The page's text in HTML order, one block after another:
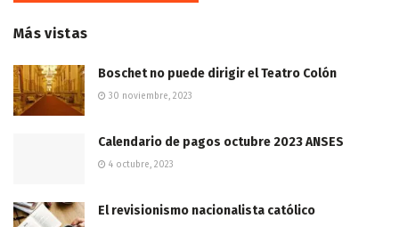
Más vistas
Boschet no puede dirigir el Teatro Colón
30 noviembre, 2023
Calendario de pagos octubre 2023 ANSES
4 octubre, 2023
El revisionismo nacionalista católico